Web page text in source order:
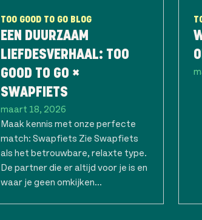
TOO GOOD TO GO BLOG
EEN DUURZAAM
LIEFDESVERHAAL: TOO
GOOD TO GO ×
SWAPFIETS
maart 18, 2026
Maak kennis met onze perfecte
match: Swapfiets Zie Swapfiets
als het betrouwbare, relaxte type.
De partner die er altijd voor je is en
waar je geen omkijken...